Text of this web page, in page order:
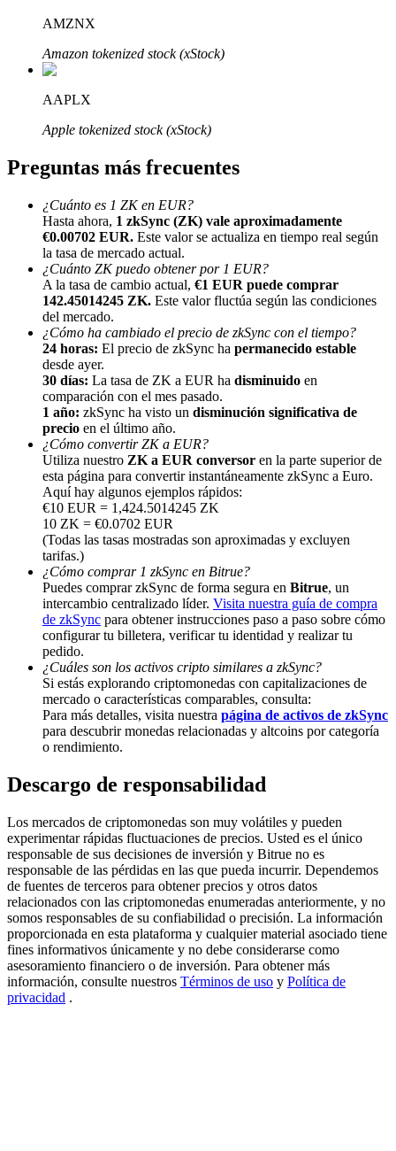
Referencia
Invita a un amigo para recibir recompensas en efectivo
Deposit CASHCAT & Win
Deposit CASHCAT & Win
Share 500000 CASHCAT prize pool
Exclusive for BitMart Users
Register & Trade to Win 500,000 USDT
Precious Metals Trading Carnival
USDT New User Exclusive 10% APR
USDT Flexible Staking | Daily Rewards
New Listing Futures Fest
AMZNX
Amazon tokenized stock (xStock)
AAPLX
Apple tokenized stock (xStock)
Preguntas más frecuentes
¿Cuánto es 1 ZK en EUR?
Hasta ahora, 1 zkSync (ZK) vale aproximadamente
€0.00702 EUR. Este valor se actualiza en tiempo real según
la tasa de mercado actual.
¿Cuánto ZK puedo obtener por 1 EUR?
A la tasa de cambio actual, €1 EUR puede comprar
142.45014245 ZK. Este valor fluctúa según las condiciones
del mercado.
¿Cómo ha cambiado el precio de zkSync con el tiempo?
24 horas: El precio de zkSync ha permanecido estable
desde ayer.
30 días: La tasa de ZK a EUR ha disminuido en
comparación con el mes pasado.
1 año: zkSync ha visto un disminución significativa de
precio en el último año.
¿Cómo convertir ZK a EUR?
Utiliza nuestro ZK a EUR conversor en la parte superior de
esta página para convertir instantáneamente zkSync a Euro.
Aquí hay algunos ejemplos rápidos:
€10 EUR = 1,424.5014245 ZK
10 ZK = €0.0702 EUR
(Todas las tasas mostradas son aproximadas y excluyen
tarifas.)
¿Cómo comprar 1 zkSync en Bitrue?
Puedes comprar zkSync de forma segura en Bitrue, un
intercambio centralizado líder. Visita nuestra guía de compra
de zkSync para obtener instrucciones paso a paso sobre cómo
configurar tu billetera, verificar tu identidad y realizar tu
pedido.
¿Cuáles son los activos cripto similares a zkSync?
Si estás explorando criptomonedas con capitalizaciones de
mercado o características comparables, consulta:
Para más detalles, visita nuestra página de activos de zkSync
para descubrir monedas relacionadas y altcoins por categoría
o rendimiento.
Descargo de responsabilidad
Los mercados de criptomonedas son muy volátiles y pueden
experimentar rápidas fluctuaciones de precios. Usted es el único
responsable de sus decisiones de inversión y Bitrue no es
responsable de las pérdidas en las que pueda incurrir. Dependemos
de fuentes de terceros para obtener precios y otros datos
relacionados con las criptomonedas enumeradas anteriormente, y no
somos responsables de su confiabilidad o precisión. La información
proporcionada en esta plataforma y cualquier material asociado tiene
fines informativos únicamente y no debe considerarse como
asesoramiento financiero o de inversión. Para obtener más
información, consulte nuestros Términos de uso y Política de
privacidad .